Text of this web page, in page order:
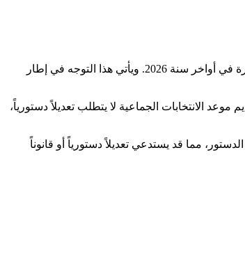
أفادت مصادر صحفية أن وزارة الداخلية تعتزم الإعلان قريباً عن قرار يقضي بتقديم موعد الانتخابات الجماعية لتُجرى بالتزامن مع الانتخابات التشريعية المقررة في أواخر سنة 2026. ويأتي هذا التوجه في إطار
الانتخابات الجماعية لا يتطلب تعديلاً دستورياً،
أي تغيير في موعد الانتخابات التشريعية لمقتضيات دستورية، بحكم أن البرلمان يُنتخب لولاية مدتها خمس سنوات كما ينص الفصل 62 من الدستور، مما قد يستدعي تعديلاً دستورياً أو قانوناً